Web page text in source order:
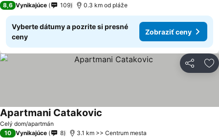
8,6 Vynikajúce 109 0.3 km od pláže
Vyberte dátumy a pozrite si presné
ceny
Zobraziť ceny
Zdieľať
Celý dom/apartmán
Apartmani Catakovic
10 Vynikajúce 8 3.1 km >> Centrum mesta